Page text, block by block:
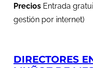
Precios Entrada
gestión por internet)
DIRECTORES